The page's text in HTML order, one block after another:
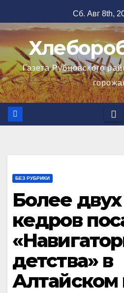
к
Сб. Авг 8th,
Газета Рубцовского
БЕЗ РУБРИКИ
Более
кедров
детства» в
Алтайском